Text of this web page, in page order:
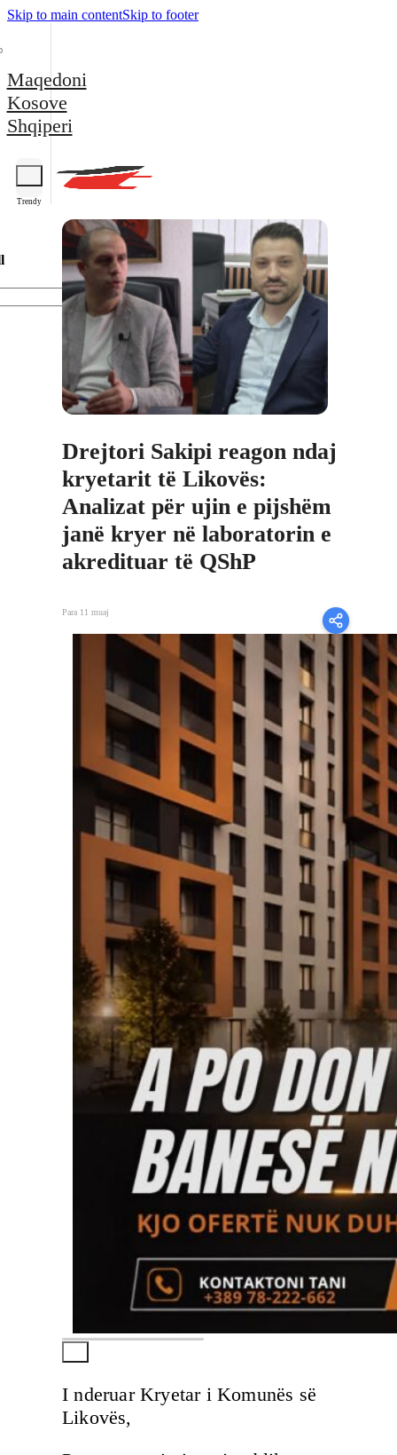
Skip to main contentSkip to footer
Maqedoni
Kosove
Shqiperi
Trendy
Drejtori Sakipi reagon ndaj
kryetarit të Likovës:
Analizat për ujin e pijshëm
janë kryer në laboratorin e
akredituar të QShP
Para 11 muaj
I nderuar Kryetar i Komunës së
Likovës,